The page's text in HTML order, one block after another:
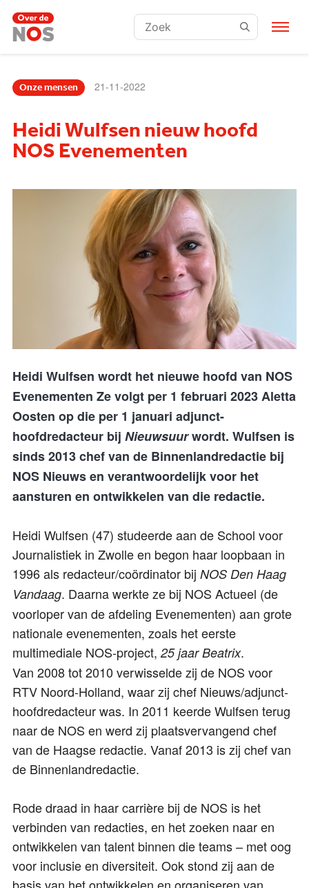
Zoeken:
Onze mensen 21-11-2022
Heidi Wulfsen nieuw hoofd
NOS Evenementen
Heidi Wulfsen wordt het nieuwe hoofd van NOS
Evenementen Ze volgt per 1 februari 2023 Aletta
Oosten op die per 1 januari adjunct-
hoofdredacteur bij Nieuwsuurwordt. Wulfsen is
sinds 2013 chef van de Binnenlandredactie bij
NOS Nieuws en verantwoordelijk voor het
aansturen en ontwikkelen van die redactie.
Heidi Wulfsen (47) studeerde aan de School voor
Journalistiek in Zwolle en begon haar loopbaan in
1996 als redacteur/coördinator bij NOS Den Haag
Vandaag. Daarna werkte ze bij NOS Actueel (de
voorloper van de afdeling Evenementen) aan grote
nationale evenementen, zoals het eerste
multimediale NOS-project, 25 jaar Beatrix.
Van 2008 tot 2010 verwisselde zij de NOS voor
RTV Noord-Holland, waar zij chef Nieuws/adjunct-
hoofdredacteur was. In 2011 keerde Wulfsen terug
naar de NOS en werd zij plaatsvervangend chef
van de Haagse redactie. Vanaf 2013 is zij chef van
de Binnenlandredactie.
Rode draad in haar carrière bij de NOS is het
verbinden van redacties, en het zoeken naar en
ontwikkelen van talent binnen die teams – met oog
voor inclusie en diversiteit. Ook stond zij aan de
basis van het ontwikkelen en organiseren van